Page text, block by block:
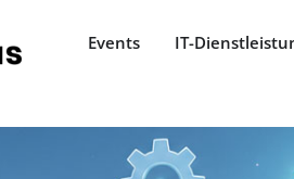
Events IT-